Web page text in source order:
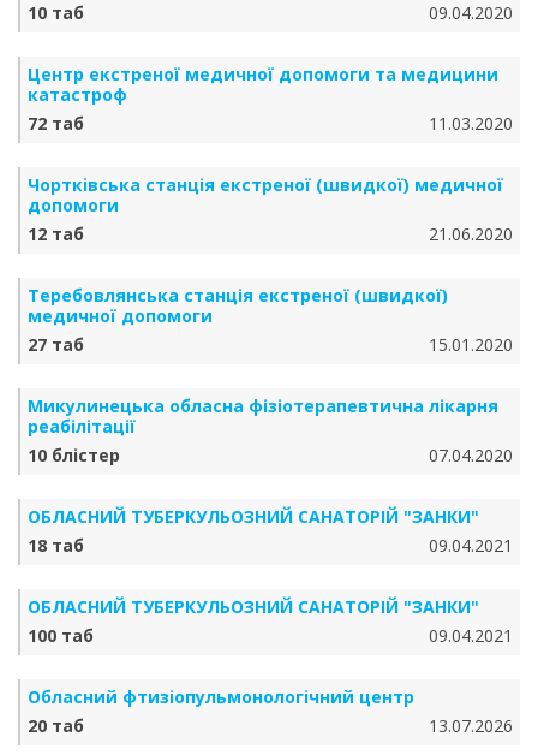
10 таб
09.04.2020
Центр екстреної медичної допомоги та медицини
катастроф
72 таб
11.03.2020
Чортківська станція екстреної (швидкої) медичної
допомоги
12 таб
21.06.2020
Теребовлянська станція екстреної (швидкої)
медичної допомоги
27 таб
15.01.2020
Микулинецька обласна фізіотерапевтична лікарня
реабілітації
10 блістер
07.04.2020
ОБЛАСНИЙ ТУБЕРКУЛЬОЗНИЙ САНАТОРІЙ "ЗАНКИ"
18 таб
09.04.2021
ОБЛАСНИЙ ТУБЕРКУЛЬОЗНИЙ САНАТОРІЙ "ЗАНКИ"
100 таб
09.04.2021
Обласний фтизіопульмонологічний центр
20 таб
13.07.2026